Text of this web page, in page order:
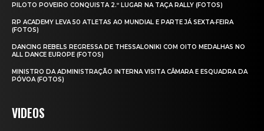
PILOTO POVEIRO CONQUISTA 2.º LUGAR NA TAÇA RALLY (FOTOS)
RP ACADEMY LEVA 50 ATLETAS AO MUNDIAL E PARTE JÁ SEXTA‑FEIRA
(FOTOS)
DANCING REBELS REGRESSA DE THESSALONIKI COM OITO MEDALHAS NO
ALL DANCE EUROPE (FOTOS)
MINISTRO DA ADMINISTRAÇÃO INTERNA VISITA CÂMARA E ESQUADRA DA
PÓVOA (FOTOS)
VIDEOS